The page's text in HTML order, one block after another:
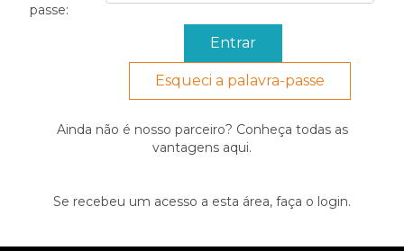
passe:
Esqueci a palavra-passe
Ainda não é nosso parceiro? Conheça todas as
vantagens aqui.
Se recebeu um acesso a esta área, faça o login.